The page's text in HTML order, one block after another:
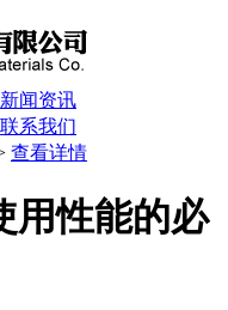
新闻资讯
联系我们
查看详情
用性能的必